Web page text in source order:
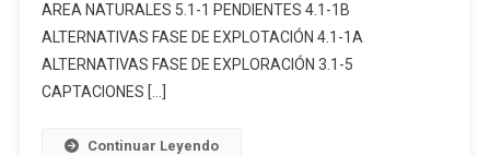
50000878)
De
Exploración
Y
Y
AREA NATURALES 5.1-1 PENDIENTES 4.1-1B
ALTERNATIVAS FASE DE EXPLOTACIÓN 4.1-1A
ALTERNATIVAS FASE DE EXPLORACIÓN 3.1-5
CAPTACIONES […]
Continuar Leyendo